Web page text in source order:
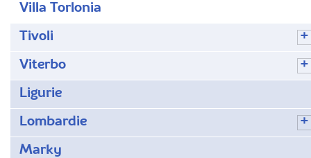
Villa Torlonia
Tivoli
Viterbo
Ligurie
Lombardie
Marky